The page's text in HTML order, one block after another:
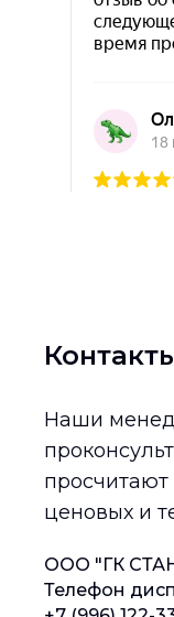
Наши
просчитают
ценовых и
ООО "ГК
Телефон